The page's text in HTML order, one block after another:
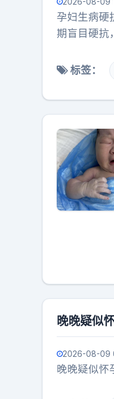
孕妇生病硬
期盲目硬抗
标签：
晚晚疑似
2026-08-09
晚晚疑似怀